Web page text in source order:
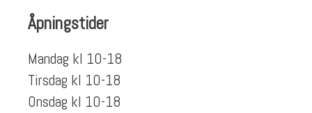
Åpningstider
Mandag kl 10-18
Tirsdag kl 10-18
Onsdag kl 10-18